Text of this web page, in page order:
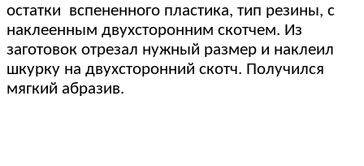
остатки вспененного пластика, тип резины, с
наклеенным двухсторонним скотчем. Из
заготовок отрезал нужный размер и наклеил
шкурку на двухсторонний скотч. Получился
мягкий абразив.